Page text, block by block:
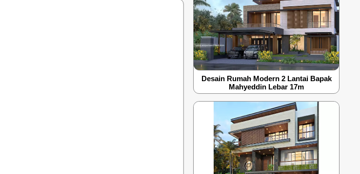
Desain Rumah Modern 2 Lantai Bapak
Mahyeddin Lebar 17m